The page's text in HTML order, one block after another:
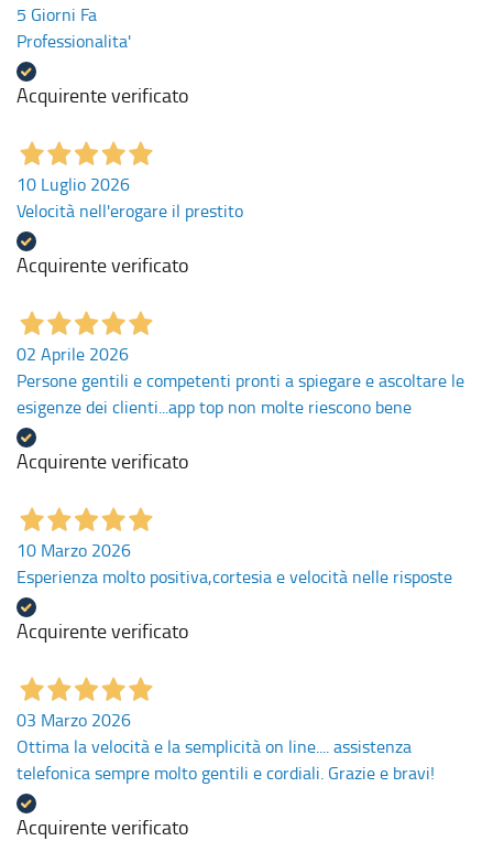
5 Giorni Fa
Professionalita'
Acquirente verificato
10 Luglio 2026
Velocità nell'erogare il prestito
Acquirente verificato
02 Aprile 2026
Persone gentili e competenti pronti a spiegare e ascoltare le
esigenze dei clienti...app top non molte riescono bene
Acquirente verificato
10 Marzo 2026
Esperienza molto positiva,cortesia e velocità nelle risposte
Acquirente verificato
03 Marzo 2026
Ottima la velocità e la semplicità on line.... assistenza
telefonica sempre molto gentili e cordiali. Grazie e bravi!
Acquirente verificato